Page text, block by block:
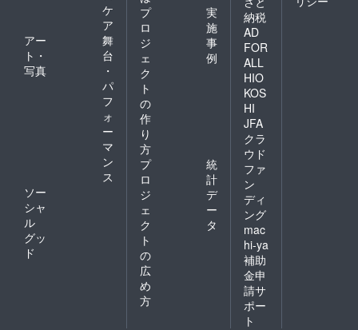
ケ
ア
アー
ト・
写真
舞
台
・
パ
フ
ォ
ー
マ
ン
ス
ソー
シャ
ル
グッ
ド
プ
ロ
ジ
ェ
ク
ト
の
作
り
方
実
施
事
例
プ
ロ
ジ
ェ
ク
ト
の
広
め
方
統
計
デ
ー
タ
納税
AD
FOR
ALL
HIO
KOS
HI
JFA
クラ
ウド
ファ
ン
ディ
ング
mac
hi-ya
補助
金申
請サ
ポー
ト